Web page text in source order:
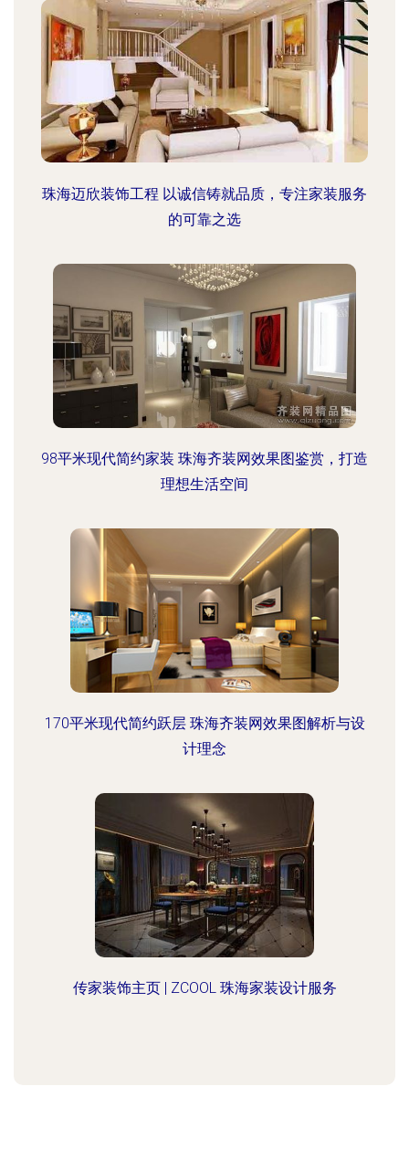
珠海迈欣装饰工程 以诚信铸就品质，专注家装服务
的可靠之选
98平米现代简约家装 珠海齐装网效果图鉴赏，打造
理想生活空间
170平米现代简约跃层 珠海齐装网效果图解析与设
计理念
传家装饰主页 | ZCOOL 珠海家装设计服务